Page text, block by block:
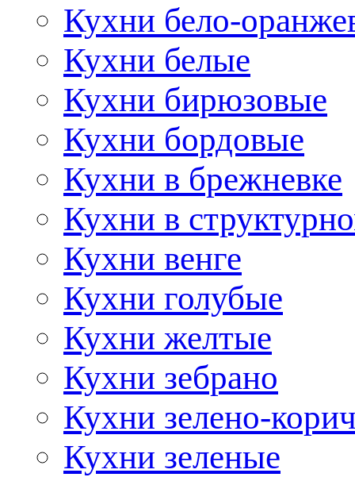
Кухни бело-
Кухни белые
Кухни бирюзовые
Кухни бордовые
Кухни в брежневке
Кухни в
Кухни венге
Кухни голубые
Кухни желтые
Кухни зебрано
Кухни зелено-
Кухни зеленые